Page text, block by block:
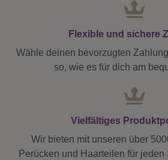
Flexible und sichere
Wähle deinen bevorzugten
so, wie es für dich am
Vielfältiges
Wir bieten mit unseren über
Perücken und Haarteilen für